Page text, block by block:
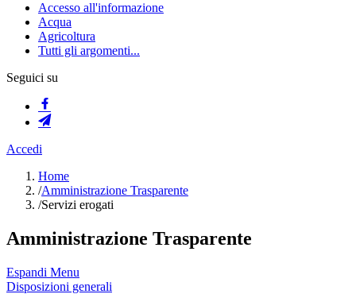
Accesso all'informazione
Acqua
Agricoltura
Tutti gli argomenti...
Seguici su
Accedi
Home
/Amministrazione Trasparente
/Servizi erogati
Amministrazione Trasparente
Espandi Menu
Disposizioni generali